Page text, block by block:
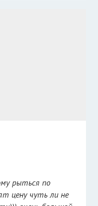
рыться по
цену чуть ли не